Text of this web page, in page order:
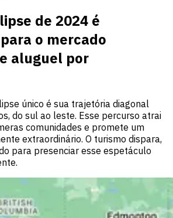
de 2024 é
o mercado
aluguel por
único é sua trajetória diagonal
do sul ao leste. Esse percurso atrai
comunidades e promete um
extraordinário. O turismo dispara,
para presenciar esse espetáculo